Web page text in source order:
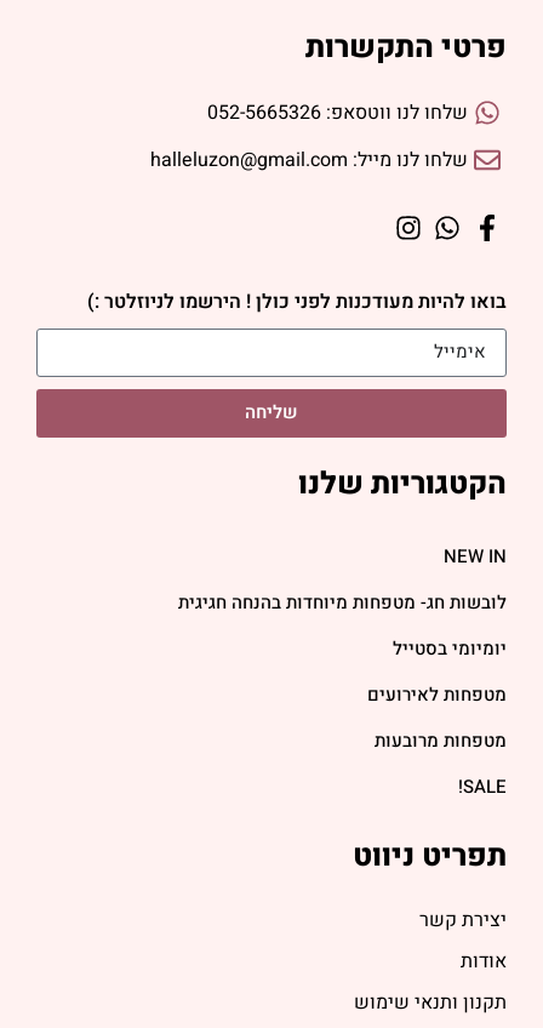
פרטי התקשרות
שלחו לנו ווטסאפ: 052-5665326
שלחו לנו מייל: halleluzon@gmail.com
בואו להיות מעודכנות לפני כולן ! הירשמו לניוזלטר :)
שליחה
הקטגוריות שלנו
NEW IN
לובשות חג- מטפחות מיוחדות בהנחה חגיגית
יומיומי בסטייל
מטפחות לאירועים
מטפחות מרובעות
SALE!
תפריט ניווט
יצירת קשר
אודות
תקנון ותנאי שימוש